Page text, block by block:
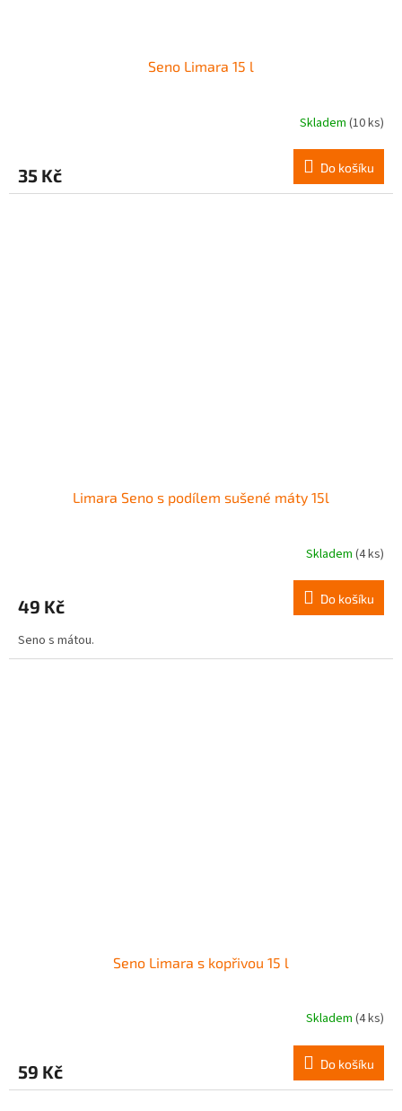
Seno Limara 15 l
Skladem (10 ks)
35 Kč Do košíku
Limara Seno s podílem sušené máty 15l
Skladem (4 ks)
49 Kč Do košíku
Seno s mátou.
Seno Limara s kopřivou 15 l
Skladem (4 ks)
59 Kč Do košíku